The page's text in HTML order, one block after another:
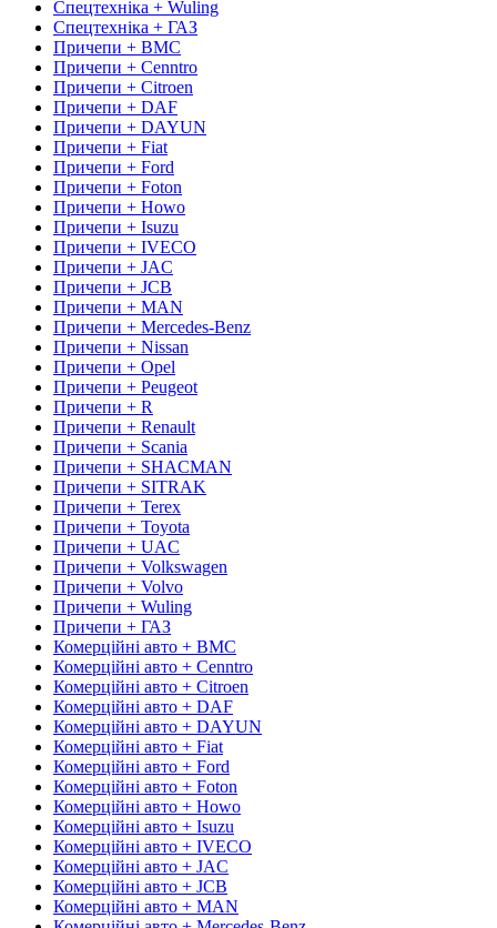
Спецтехніка + Wuling
Спецтехніка + ГАЗ
Причепи + BMC
Причепи + Cenntro
Причепи + Citroen
Причепи + DAF
Причепи + DAYUN
Причепи + Fiat
Причепи + Ford
Причепи + Foton
Причепи + Howo
Причепи + Isuzu
Причепи + IVECO
Причепи + JAC
Причепи + JCB
Причепи + MAN
Причепи + Mercedes-Benz
Причепи + Nissan
Причепи + Opel
Причепи + Peugeot
Причепи + R
Причепи + Renault
Причепи + Scania
Причепи + SHACMAN
Причепи + SITRAK
Причепи + Terex
Причепи + Toyota
Причепи + UAC
Причепи + Volkswagen
Причепи + Volvo
Причепи + Wuling
Причепи + ГАЗ
Комерційні авто + BMC
Комерційні авто + Cenntro
Комерційні авто + Citroen
Комерційні авто + DAF
Комерційні авто + DAYUN
Комерційні авто + Fiat
Комерційні авто + Ford
Комерційні авто + Foton
Комерційні авто + Howo
Комерційні авто + Isuzu
Комерційні авто + IVECO
Комерційні авто + JAC
Комерційні авто + JCB
Комерційні авто + MAN